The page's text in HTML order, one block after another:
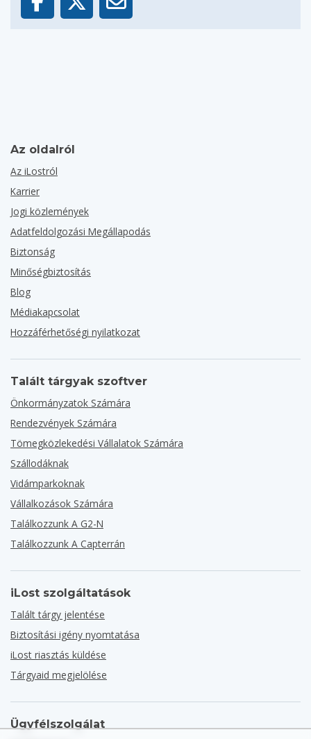
Az oldalról
Az iLostról
Karrier
Jogi közlemények
Adatfeldolgozási Megállapodás
Biztonság
Minőségbiztosítás
Blog
Médiakapcsolat
Hozzáférhetőségi nyilatkozat
Talált tárgyak szoftver
Önkormányzatok Számára
Rendezvények Számára
Tömegközlekedési Vállalatok Számára
Szállodáknak
Vidámparkoknak
Vállalkozások Számára
Találkozzunk A G2-N
Találkozzunk A Capterrán
iLost szolgáltatások
Talált tárgy jelentése
Biztosítási igény nyomtatása
iLost riasztás küldése
Tárgyaid megjelölése
Ügyfélszolgálat